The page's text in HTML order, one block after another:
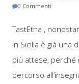
0 Commenti
TastEtna ,
in Sicilia è già una
più attese,
percorso